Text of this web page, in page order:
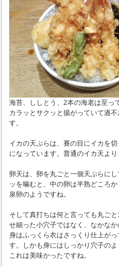
海苔、ししとう、2本の海老は至っ
カラッとサクッと揚がっていて過
す。
イカの天ぷらは、賽の目にイカを
になっています。普通のイカ天より
卵天は、卵を丸ごと一個天ぷらに
ッを噛むと、中の卵は半熟どころ
泉卵のようですね。
そして真打ちは何と言っても丸ご
せ細った小穴子ではなく、なかなか
身はふっくら衣はさっくり仕上が
す。しかも身にはしっかり穴子のよ
これは美味かったですね。